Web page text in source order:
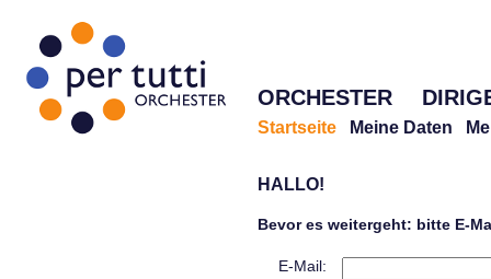
ORCHESTER
Startseite Meine Daten
HALLO!
Bevor es weitergeht: bitte E-
E-Mail: